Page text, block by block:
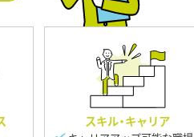
スキル・キャリア